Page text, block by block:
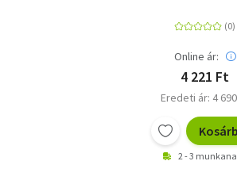
Online ár:
4 221 Ft
Eredeti ár: 4
2 - 3